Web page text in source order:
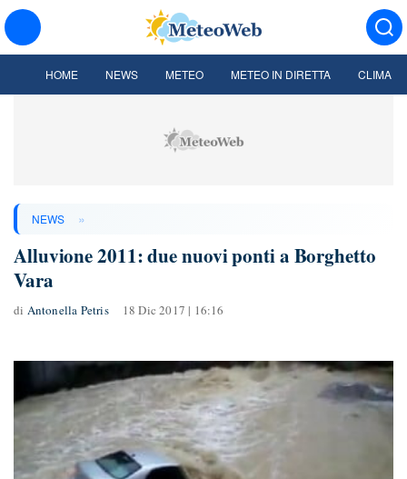
HOME NEWS METEO METEO IN DIRETTA CLIMA
NEWS »
Alluvione 2011: due nuovi ponti a Borghetto
Vara
di Antonella Petris 18 Dic 2017 | 16:16